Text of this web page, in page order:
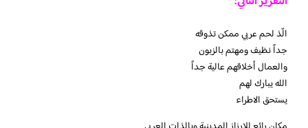
الّذ لحم عربي ممكن تذوقه
جداً نظيف ومهتم بالزبون
والعمال أخلاقهم عالية جداً
الله يبارك لهم
يستحق الاطراء